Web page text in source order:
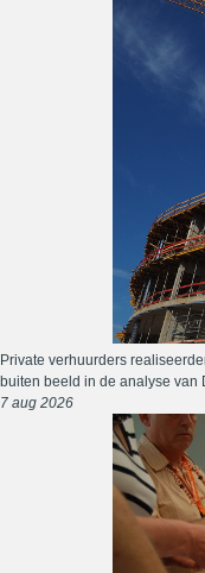
Private verhuurders
buiten beeld in de analyse van
7 aug 2026